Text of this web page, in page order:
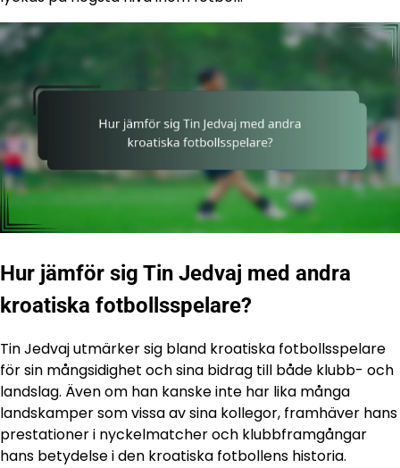
Hur jämför sig Tin Jedvaj med andra
kroatiska fotbollsspelare?
Tin Jedvaj utmärker sig bland kroatiska fotbollsspelare
för sin mångsidighet och sina bidrag till både klubb- och
landslag. Även om han kanske inte har lika många
landskamper som vissa av sina kollegor, framhäver hans
prestationer i nyckelmatcher och klubbframgångar
hans betydelse i den kroatiska fotbollens historia.